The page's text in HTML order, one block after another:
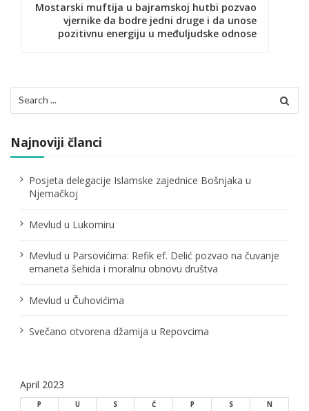
j
č
l
n
a
k
a
Mostarski muftija u bajramskoj hutbi pozvao
vjernike da bodre jedni druge i da unose
pozitivnu energiju u međuljudske odnose
for:
Najnoviji članci
Posjeta delegacije Islamske zajednice Bošnjaka u
Njemačkoj
Mevlud u Lukomiru
Mevlud u Parsovićima: Refik ef. Delić pozvao na čuvanje
emaneta šehida i moralnu obnovu društva
Mevlud u Čuhovićima
Svečano otvorena džamija u Repovcima
April 2023
P U S Č P S
N